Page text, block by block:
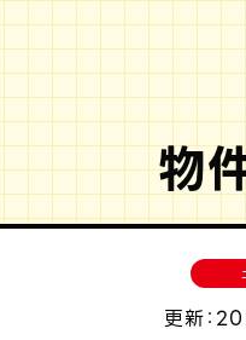
物
更新：